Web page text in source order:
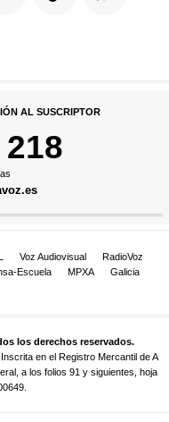
AL SUSCRIPTOR
Voz Audiovisual
RadioVoz
Escuela MPXA
Galicia
los derechos reservados.
en el Registro Mercantil de A
a los folios 91 y siguientes, hoja